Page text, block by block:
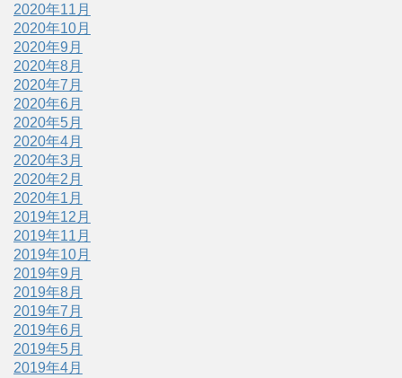
2020年11月
2020年10月
2020年9月
2020年8月
2020年7月
2020年6月
2020年5月
2020年4月
2020年3月
2020年2月
2020年1月
2019年12月
2019年11月
2019年10月
2019年9月
2019年8月
2019年7月
2019年6月
2019年5月
2019年4月